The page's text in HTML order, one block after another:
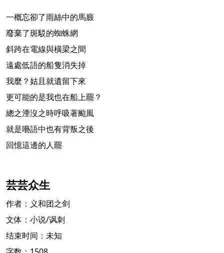
一概忘卻了雨絲中的馬廄
廢棄了斑駁的蜘蛛網
斜跨在電線與橫梁之間
遠處低語的船隻消失掉
我麼？姑且就遺留下來
更可能的是我也在船上罷？
總之湮沒之時呼吸著颱風
就是囈語中也有背叛之後
回憶這邊的人罷
芸芸众生
作者：义和团之剑
文体：小说/讽刺
结束时间：未知